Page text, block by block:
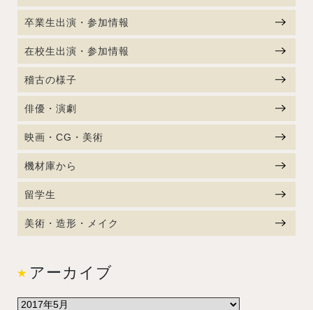
卒業生出演・参加情報
在校生出演・参加情報
稽古の様子
俳優・演劇
映画・CG・美術
機材庫から
留学生
美術・造形・メイク
アーカイブ